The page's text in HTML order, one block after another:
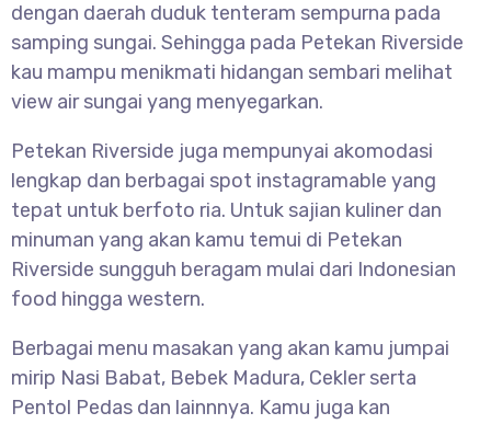
dengan daerah duduk tenteram sempurna pada
samping sungai. Sehingga pada Petekan Riverside
kau mampu menikmati hidangan sembari melihat
view air sungai yang menyegarkan.
Petekan Riverside juga mempunyai akomodasi
lengkap dan berbagai spot instagramable yang
tepat untuk berfoto ria. Untuk sajian kuliner dan
minuman yang akan kamu temui di Petekan
Riverside sungguh beragam mulai dari Indonesian
food hingga western.
Berbagai menu masakan yang akan kamu jumpai
mirip Nasi Babat, Bebek Madura, Cekler serta
Pentol Pedas dan lainnnya. Kamu juga kan